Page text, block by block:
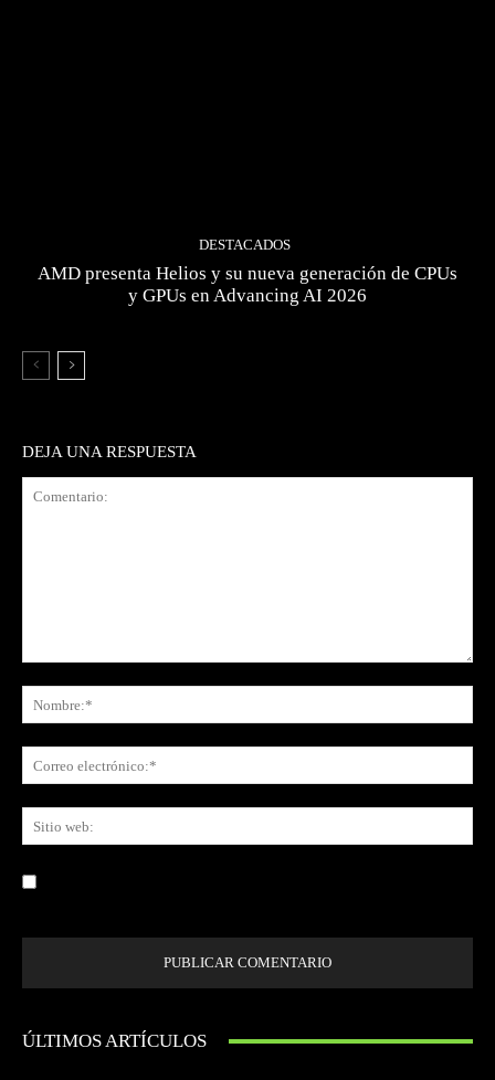
DESTACADOS
AMD presenta Helios y su nueva generación de CPUs
y GPUs en Advancing AI 2026
DEJA UNA RESPUESTA
ÚLTIMOS ARTÍCULOS